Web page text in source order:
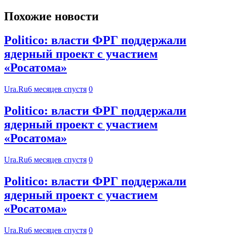
Похожие новости
Politico: власти ФРГ поддержали
ядерный проект с участием
«Росатома»
Ura.Ru6 месяцев спустя 0
Politico: власти ФРГ поддержали
ядерный проект с участием
«Росатома»
Ura.Ru6 месяцев спустя 0
Politico: власти ФРГ поддержали
ядерный проект с участием
«Росатома»
Ura.Ru6 месяцев спустя 0